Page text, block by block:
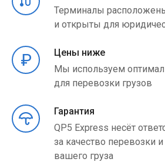
Терминалы
и открыты для
Цены ниже
Мы используем
для перевозки грузов
Гарантия
QP5 Express несёт
за качество перевозки и
вашего груза